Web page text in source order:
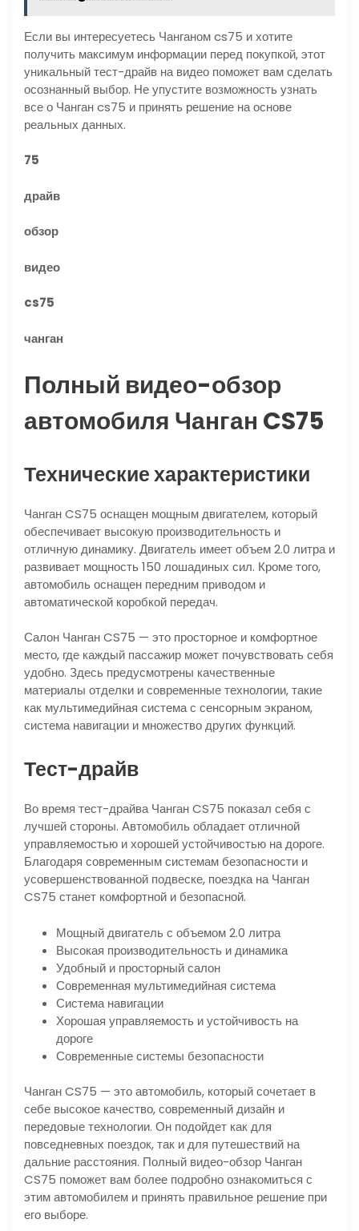
Если вы интересуетесь Чанганом cs75 и хотите
получить максимум информации перед покупкой, этот
уникальный тест-драйв на видео поможет вам сделать
осознанный выбор. Не упустите возможность узнать
все о Чанган cs75 и принять решение на основе
реальных данных.
75
драйв
обзор
видео
cs75
чанган
Полный видео-обзор
автомобиля Чанган CS75
Технические характеристики
Чанган CS75 оснащен мощным двигателем, который
обеспечивает высокую производительность и
отличную динамику. Двигатель имеет объем 2.0 литра и
развивает мощность 150 лошадиных сил. Кроме того,
автомобиль оснащен передним приводом и
автоматической коробкой передач.
Салон Чанган CS75 — это просторное и комфортное
место, где каждый пассажир может почувствовать себя
удобно. Здесь предусмотрены качественные
материалы отделки и современные технологии, такие
как мультимедийная система с сенсорным экраном,
система навигации и множество других функций.
Тест-драйв
Во время тест-драйва Чанган CS75 показал себя с
лучшей стороны. Автомобиль обладает отличной
управляемостью и хорошей устойчивостью на дороге.
Благодаря современным системам безопасности и
усовершенствованной подвеске, поездка на Чанган
CS75 станет комфортной и безопасной.
Мощный двигатель с объемом 2.0 литра
Высокая производительность и динамика
Удобный и просторный салон
Современная мультимедийная система
Система навигации
Хорошая управляемость и устойчивость на
дороге
Современные системы безопасности
Чанган CS75 — это автомобиль, который сочетает в
себе высокое качество, современный дизайн и
передовые технологии. Он подойдет как для
повседневных поездок, так и для путешествий на
дальние расстояния. Полный видео-обзор Чанган
CS75 поможет вам более подробно ознакомиться с
этим автомобилем и принять правильное решение при
его выборе.